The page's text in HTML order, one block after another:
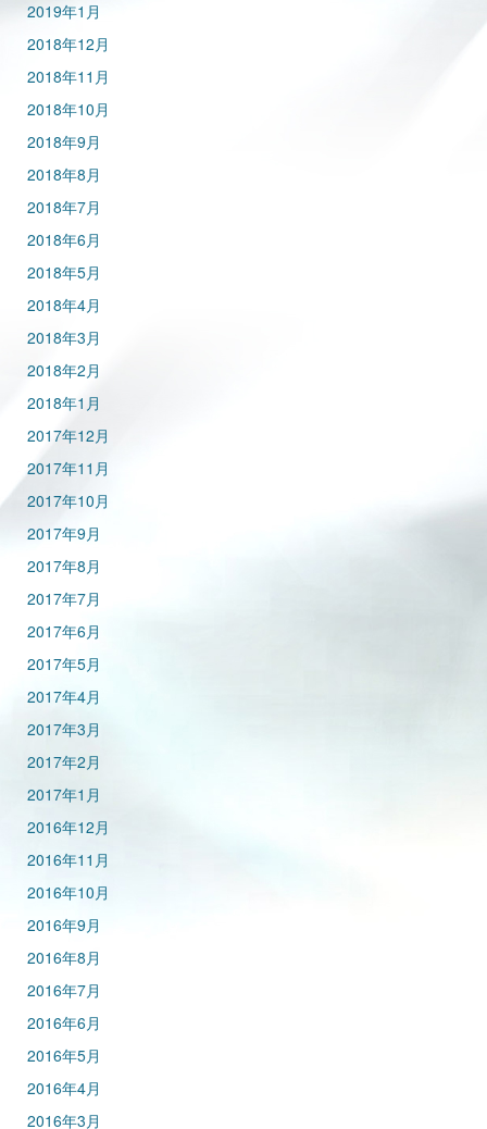
2019年1月
2018年12月
2018年11月
2018年10月
2018年9月
2018年8月
2018年7月
2018年6月
2018年5月
2018年4月
2018年3月
2018年2月
2018年1月
2017年12月
2017年11月
2017年10月
2017年9月
2017年8月
2017年7月
2017年6月
2017年5月
2017年4月
2017年3月
2017年2月
2017年1月
2016年12月
2016年11月
2016年10月
2016年9月
2016年8月
2016年7月
2016年6月
2016年5月
2016年4月
2016年3月